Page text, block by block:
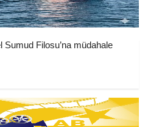
Sumud Filosu’na müdahale